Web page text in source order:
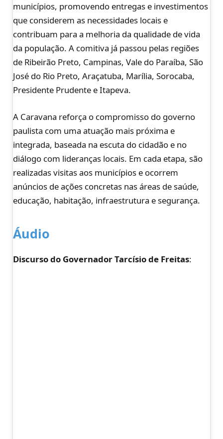
municípios, promovendo entregas e investimentos
que considerem as necessidades locais e
contribuam para a melhoria da qualidade de vida
da população. A comitiva já passou pelas regiões
de Ribeirão Preto, Campinas, Vale do Paraíba, São
José do Rio Preto, Araçatuba, Marília, Sorocaba,
Presidente Prudente e Itapeva.
A Caravana reforça o compromisso do governo
paulista com uma atuação mais próxima e
integrada, baseada na escuta do cidadão e no
diálogo com lideranças locais. Em cada etapa, são
realizadas visitas aos municípios e ocorrem
anúncios de ações concretas nas áreas de saúde,
educação, habitação, infraestrutura e segurança.
Áudio
Discurso do Governador Tarcísio de Freitas: